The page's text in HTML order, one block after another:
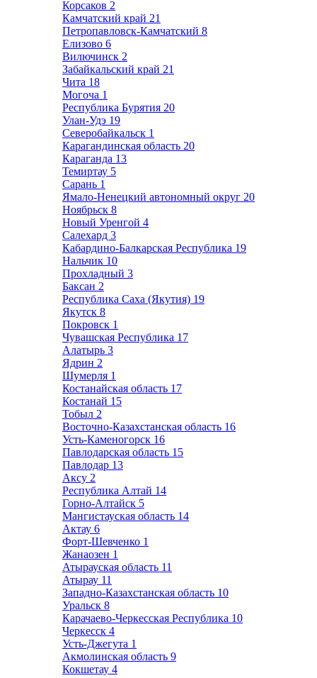
Корсаков 2
Камчатский край 21
Петропавловск-Камчатский 8
Елизово 6
Вилючинск 2
Забайкальский край 21
Чита 18
Могоча 1
Республика Бурятия 20
Улан-Удэ 19
Северобайкальск 1
Карагандинская область 20
Караганда 13
Темиртау 5
Сарань 1
Ямало-Ненецкий автономный округ 20
Ноябрьск 8
Новый Уренгой 4
Салехард 3
Кабардино-Балкарская Республика 19
Нальчик 10
Прохладный 3
Баксан 2
Республика Саха (Якутия) 19
Якутск 8
Покровск 1
Чувашская Республика 17
Алатырь 3
Ядрин 2
Шумерля 1
Костанайская область 17
Костанай 15
Тобыл 2
Восточно-Казахстанская область 16
Усть-Каменогорск 16
Павлодарская область 15
Павлодар 13
Аксу 2
Республика Алтай 14
Горно-Алтайск 5
Мангистауская область 14
Актау 6
Форт-Шевченко 1
Жанаозен 1
Атырауская область 11
Атырау 11
Западно-Казахстанская область 10
Уральск 8
Карачаево-Черкесская Республика 10
Черкесск 4
Усть-Джегута 1
Акмолинская область 9
Кокшетау 4